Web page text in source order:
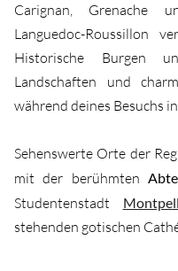
Carignan, Grenache
Languedoc-Roussillon
Historische Burgen
Landschaften und
während deines Besuchs
Sehenswerte Orte der
mit der berühmten
Studentenstadt
stehenden gotischen